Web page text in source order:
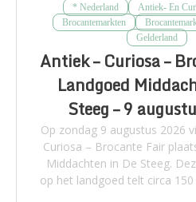
* Nederland
Antiek- En
Brocantemarkten
Gelderland
Antiek – Curiosa –
Landgoed
Steeg – 9
Op zondag 9 augustus 2026
Curiosa – Brocante Fair
Middachten in De Steeg.
op het landgoed telt circa